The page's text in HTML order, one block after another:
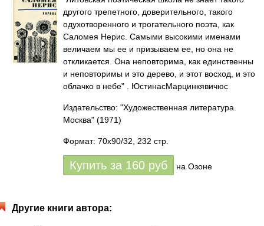
другого трепетного, доверительного, такого
одухотворенного и трогательного поэта, как
Саломея Нерис. Самыми высокими именами
величаем мы ее и призываем ее, но она не
откликается. Она неповторима, как единственны
и неповторимы и это дерево, и этот восход, и это
облачко в небе" . ЮстинасМарцинкявичюс
Издательство: "Художественная литература.
Москва" (1971)
Формат: 70x90/32, 232 стр.
Купить за 160 руб на Озоне
Другие книги автора: